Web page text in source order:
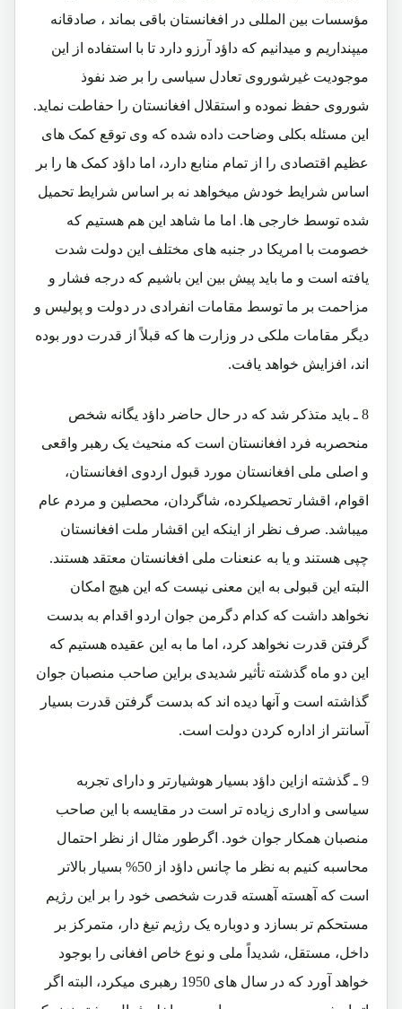
مؤسسات بین المللی در افغانستان باقی بماند ، صادقانه
میپنداریم و میدانیم که داؤد آرزو دارد تا با استفاده از این
موجودیت غیرشوروی تعادل سیاسی را بر ضد نفوذ
شوروی حفظ نموده و استقلال افغانستان را حفاطت نماید.
این مسئله بکلی وضاحت داده شده که وی توقع کمک های
عظیم اقتصادی را از تمام منابع دارد، اما داؤد کمک ها را بر
اساس شرایط خودش میخواهد نه بر اساس شرایط تحمیل
شده توسط خارجی ها. اما ما شاهد این هم هستیم که
خصومت با امریکا در جنبه های مختلف این دولت شدت
یافته است و ما باید پیش بین این باشیم که درجه فشار و
مزاحمت بر ما توسط مقامات انفرادی در دولت و پولیس و
دیگر مقامات ملکی در وزارت ها که قبلاً از قدرت دور بوده
اند، افزایش خواهد یافت.
8 ـ باید متذکر شد که در حال حاضر داؤد یگانه شخص
منحصربه فرد افغانستان است که منحیث یک رهبر واقعی
و اصلی ملی افغانستان مورد قبول اردوی افغانستان،
اقوام، اقشار تحصیلکرده، شاگردان، محصلین و مردم عام
میباشد. صرف نظر از اینکه این اقشار ملت افغانستان
چپی هستند و یا به عنعنات ملی افغانستان معتقد هستند.
البته این قبولی به این معنی نیست که این هیچ امکان
نخواهد داشت که کدام دگرمن جوان اردو اقدام به بدست
گرفتن قدرت نخواهد کرد، اما ما به این عقیده هستیم که
این دو ماه گذشته تأثیر شدیدی براین صاحب منصبان جوان
گذاشته است و آنها دیده اند که بدست گرفتن قدرت بسیار
آسانتر از اداره کردن دولت است.
9 ـ گذشته ازاین داؤد بسیار هوشیارتر و دارای تجربه
سیاسی و اداری زیاده تر است در مقایسه با این صاحب
منصبان همکار جوان خود. اگرطور مثال از نظر احتمال
محاسبه کنیم به نظر ما چانس داؤد از 50% بسیار بالاتر
است که آهسته آهسته قدرت شخصی خود را بر این رژیم
مستحکم تر بسازد و دوباره یک رژیم تیغ دار، متمرکز بر
داخل، مستقل، شدیداً ملی و نوع خاص افغانی را بوجود
خواهد آورد که در سال های 1950 رهبری میکرد، البته اگر